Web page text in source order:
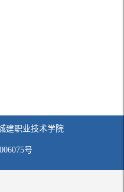
建职业技术学院
号